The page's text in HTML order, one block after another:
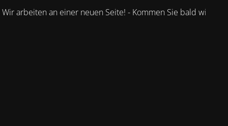
Wir arbeiten an einer neuen Seite! - Kommen Sie bald wieder.